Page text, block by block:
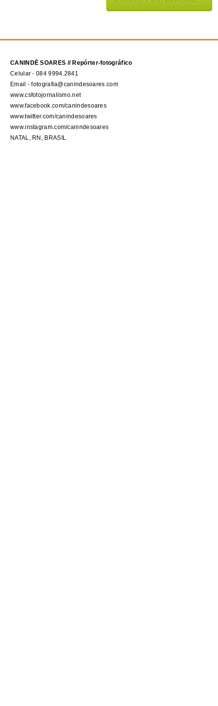
CANINDÉ SOARES // Repórter-fotográfico
Celular - 084 9994.2841
Email - fotografia@canindesoares.com
www.csfotojornalismo.net
www.facebook.com/canindesoares
www.twitter.com/canindesoares
www.instagram.com/canindesoares
NATAL, RN, BRASIL